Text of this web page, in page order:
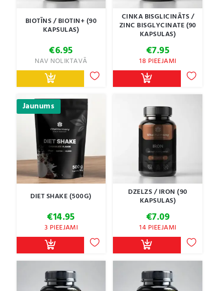
BIOTĪNS / BIOTIN+ (90
KAPSULAS)
€6.95
NAV NOLIKTAVĀ
CINKA BISGLICINĀTS /
ZINC BISGLYCINATE (90
KAPSULAS)
€7.95
18 PIEEJAMI
Jaunums
DIET SHAKE (500G)
€14.95
3 PIEEJAMI
DZELZS / IRON (90
KAPSULAS)
€7.09
14 PIEEJAMI